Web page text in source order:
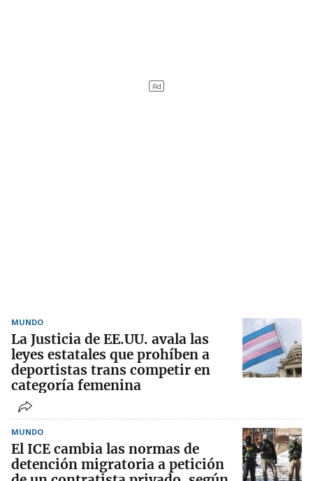
MUNDO
La Justicia de EE.UU. avala las
leyes estatales que prohíben a
deportistas trans competir en
categoría femenina
MUNDO
El ICE cambia las normas de
detención migratoria a petición